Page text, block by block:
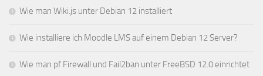
Wie man Wiki.js unter Debian 12 installiert
Wie installiere ich Moodle LMS auf einem Debian 12 Server?
Wie man pf Firewall und Fail2ban unter FreeBSD 12.0 einrichtet